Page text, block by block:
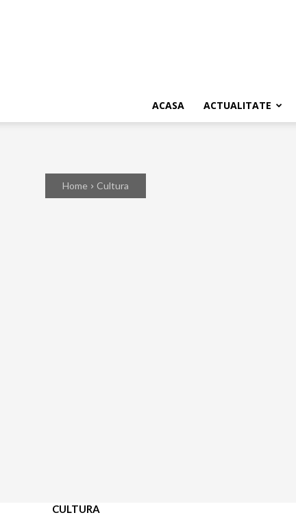
ACASA ACTUALITATE
Home Cultura
CULTURA